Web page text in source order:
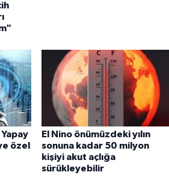
özel
El Nino önümüzdeki yılın
sonuna kadar 50 milyon
kişiyi akut açlığa
sürükleyebilir